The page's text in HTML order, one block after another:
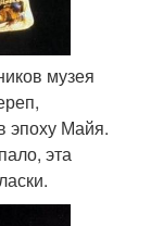
музея
эпоху Майя.
эта